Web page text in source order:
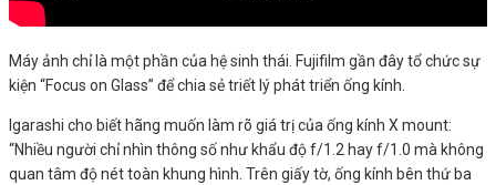
Máy ảnh chỉ là một phần của hệ sinh thái. Fujifilm gần đây tổ chức sự
kiện “Focus on Glass” để chia sẻ triết lý phát triển ống kính.
Igarashi cho biết hãng muốn làm rõ giá trị của ống kính X mount:
“Nhiều người chỉ nhìn thông số như khẩu độ f/1.2 hay f/1.0 mà không
quan tâm độ nét toàn khung hình. Trên giấy tờ, ống kính bên thứ ba